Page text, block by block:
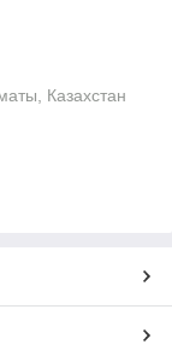
Казахстан